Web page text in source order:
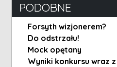
PODOBNE
Forsyth wizjonerem?
Do odstrzału!
Mock opętany
Wyniki konkursu wraz